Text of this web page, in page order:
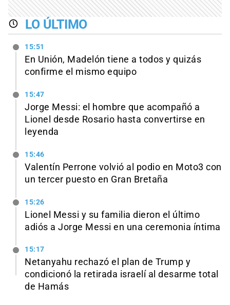
LO ÚLTIMO
15:51
En Unión, Madelón tiene a todos y quizás
confirme el mismo equipo
15:47
Jorge Messi: el hombre que acompañó a
Lionel desde Rosario hasta convertirse en
leyenda
15:46
Valentín Perrone volvió al podio en Moto3 con
un tercer puesto en Gran Bretaña
15:26
Lionel Messi y su familia dieron el último
adiós a Jorge Messi en una ceremonia íntima
15:17
Netanyahu rechazó el plan de Trump y
condicionó la retirada israelí al desarme total
de Hamás